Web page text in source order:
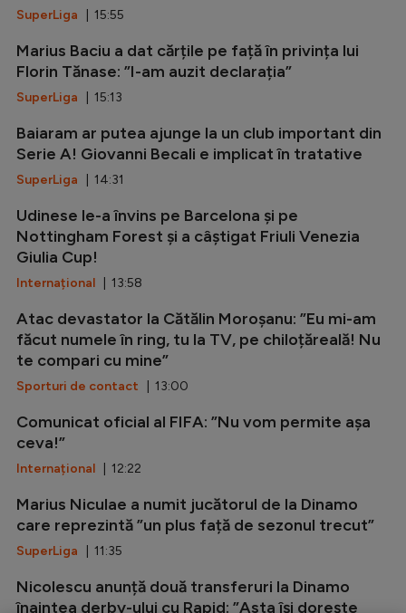
SuperLiga | 15:55
Marius Baciu a dat cărțile pe față în privința lui
Florin Tănase: ”I-am auzit declarația”
SuperLiga | 15:13
Baiaram ar putea ajunge la un club important din
Serie A! Giovanni Becali e implicat în tratative
SuperLiga | 14:31
Udinese le-a învins pe Barcelona și pe
Nottingham Forest și a câștigat Friuli Venezia
Giulia Cup!
Internațional | 13:58
Atac devastator la Cătălin Moroșanu: ”Eu mi-am
făcut numele în ring, tu la TV, pe chiloțăreală! Nu
te compari cu mine”
Sporturi de contact | 13:00
Comunicat oficial al FIFA: ”Nu vom permite așa
ceva!”
Internațional | 12:22
Marius Niculae a numit jucătorul de la Dinamo
care reprezintă ”un plus față de sezonul trecut”
SuperLiga | 11:35
Nicolescu anunță două transferuri la Dinamo
înaintea derby-ului cu Rapid: ”Asta își dorește